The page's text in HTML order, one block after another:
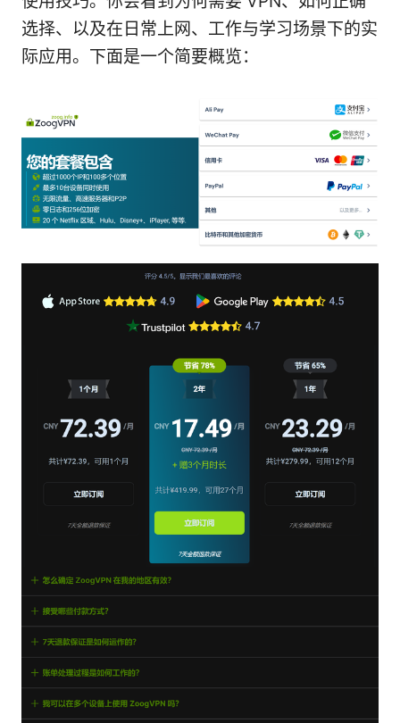
选择、以及在日常上网、工作与学习场景下的实
际应用。下面是一个简要概览：